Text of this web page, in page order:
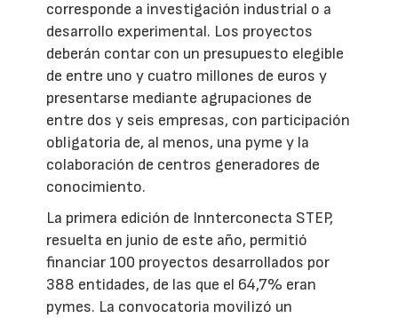
corresponde a investigación industrial o a
desarrollo experimental. Los proyectos
deberán contar con un presupuesto elegible
de entre uno y cuatro millones de euros y
presentarse mediante agrupaciones de
entre dos y seis empresas, con participación
obligatoria de, al menos, una pyme y la
colaboración de centros generadores de
conocimiento.
La primera edición de Innterconecta STEP,
resuelta en junio de este año, permitió
financiar 100 proyectos desarrollados por
388 entidades, de las que el 64,7% eran
pymes. La convocatoria movilizó un